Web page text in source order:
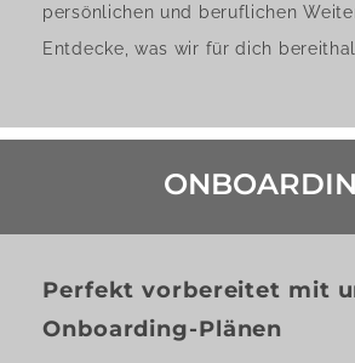
persönlichen und beruflichen
Entdecke, was wir für dich
Perfekt vorbereitet mit
Onboarding-Plänen